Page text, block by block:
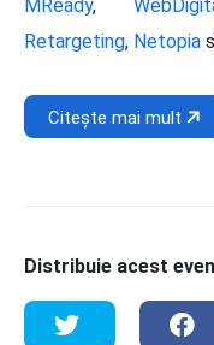
MReady,
Retargeting, Netopia
Citește mai mult
Distribuie acest